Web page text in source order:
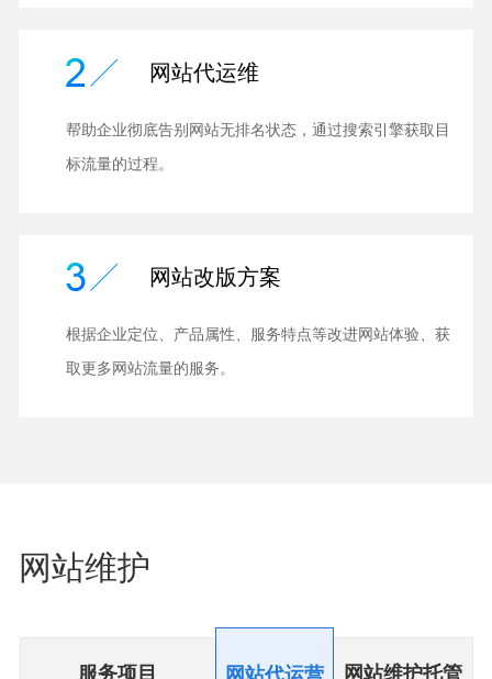
网站代运维
帮助企业彻底告别网站无排名状态，通过搜索引擎获取目
标流量的过程。
网站改版方案
根据企业定位、产品属性、服务特点等改进网站体验、获
取更多网站流量的服务。
网站维护
服务项目 网站维护托管